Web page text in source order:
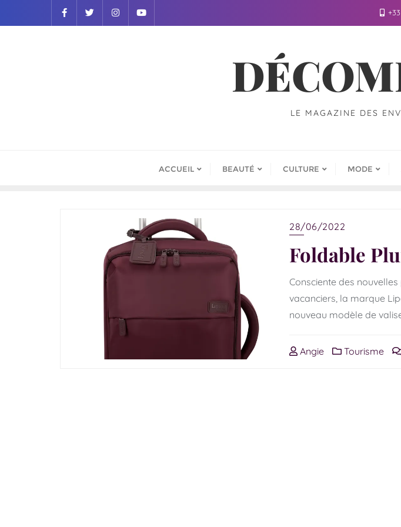
LE MAGAZINE DES
ACCUEIL BEAUTÉ CULTURE MODE
28/06/2022
Foldable
Consciente des
vacanciers, la marque
nouveau modèle de
Angie Tourisme